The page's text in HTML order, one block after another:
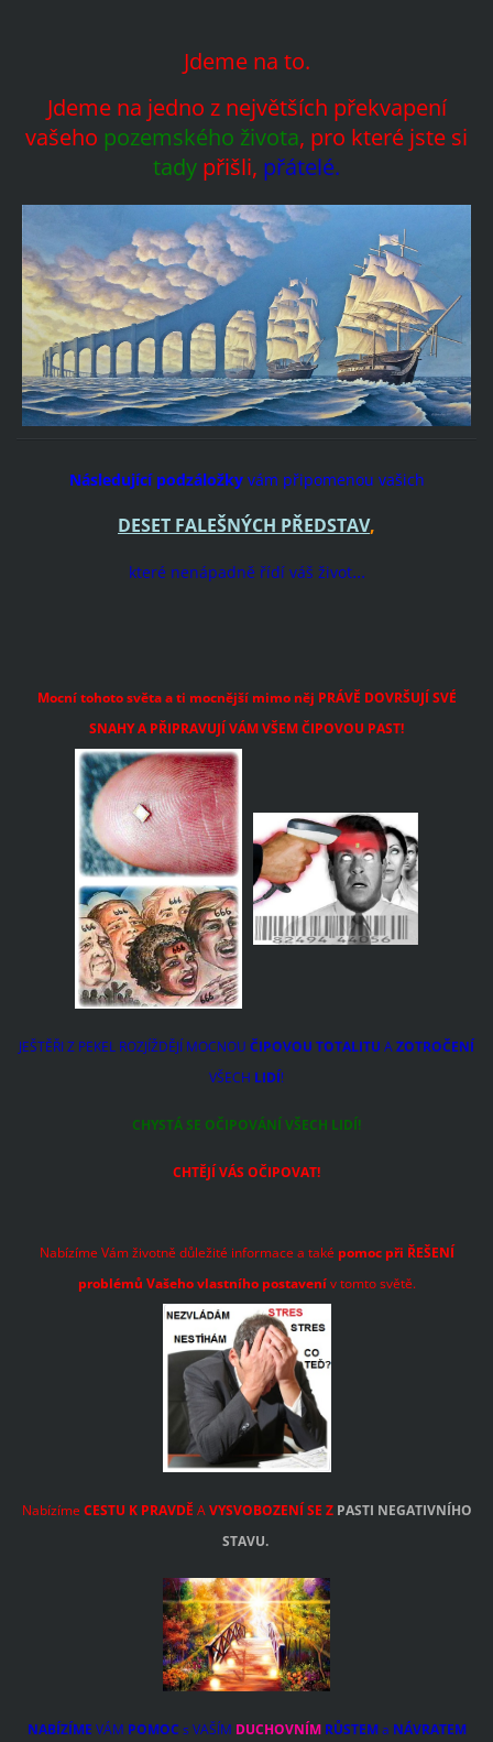
Jdeme na to.
Jdeme na jedno z největších překvapení
vašeho pozemského života, pro které jste si
tady přišli, přátelé.
Následující podzáložkyvám připomenou vašich
DESET FALEŠNÝCH PŘEDSTAV,
které nenápadně řídí váš život...
Mocní tohoto světa a ti mocnější mimo něj PRÁVĚ DOVRŠUJÍ SVÉ
SNAHY A PŘIPRAVUJÍ VÁM VŠEM ČIPOVOU PAST!
JEŠTĚŘI Z PEKEL ROZJÍŽDĚJÍ MOCNOU ČIPOVOU TOTALITU AZOTROČENÍ
VŠECH LIDÍ!
CHYSTÁ SE OČIPOVÁNÍ VŠECH LIDÍ!
CHTĚJÍ VÁS OČIPOVAT!
Nabízíme Vám životně důležité informace a také pomoc při ŘEŠENÍ
problémů Vašeho vlastního postavenív tomto světě.
Nabízíme CESTU K PRAVDĚ AVYSVOBOZENÍ SE ZPASTI NEGATIVNÍHO
STAVU.
NABÍZÍME VÁM POMOC s VAŠÍM DUCHOVNÍMRŮSTEMa NÁVRATEM